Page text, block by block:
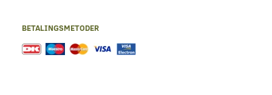
BETALINGSMETODER